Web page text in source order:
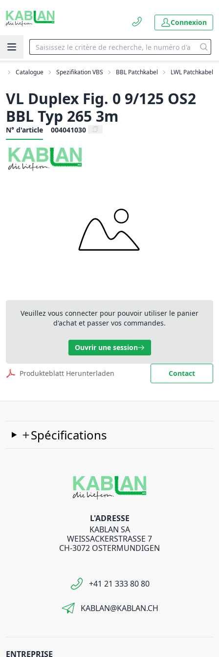
Connexion
Catalogue Spezifikation VBS BBL Patchkabel LWL Patchkabel
VL Duplex Fig. 0 9/125 OS2
BBL Typ 265 3m
N° d'article 004041030
Veuillez vous connecter pour pouvoir utiliser le panier
d'achat et passer vos commandes.
Ouvrir une session
Produkteblatt Herunterladen Contact
Spécifications
L'ADRESSE
KABLAN SA
WEISSACKERSTRASSE 7
CH-3072 OSTERMUNDIGEN
+41 21 333 80 80
KABLAN@KABLAN.CH
ENTREPRISE